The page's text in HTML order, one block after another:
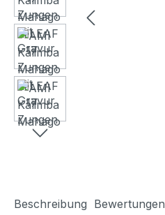
Beschreibung Bewertungen